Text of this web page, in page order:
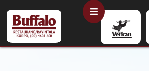
content
Open
Button